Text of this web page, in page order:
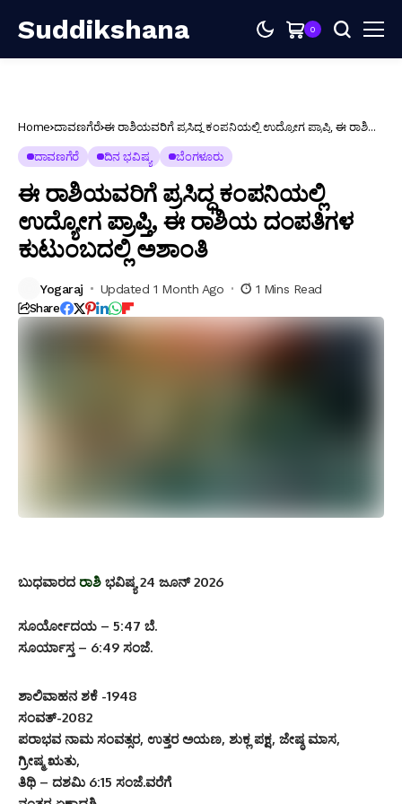
Suddikshana 0
Home ದಾವಣಗೆರೆ ಈ ರಾಶಿಯವರಿಗೆ ಪ್ರಸಿದ್ಧ ಕಂಪನಿಯಲ್ಲಿ ಉದ್ಯೋಗ ಪ್ರಾಪ್ತಿ, ಈ ರಾಶಿಯ
ದಾವಣಗೆರೆ ದಿನ ಭವಿಷ್ಯ ಬೆಂಗಳೂರು
ಈ ರಾಶಿಯವರಿಗೆ ಪ್ರಸಿದ್ಧ ಕಂಪನಿಯಲ್ಲಿ
ಉದ್ಯೋಗ ಪ್ರಾಪ್ತಿ, ಈ ರಾಶಿಯ ದಂಪತಿಗಳ
ಕುಟುಂಬದಲ್ಲಿ ಅಶಾಂತಿ
Yogaraj Updated 1 Month Ago 1 Mins Read
Share
ಬುಧವಾರದ ರಾಶಿ ಭವಿಷ್ಯ 24 ಜೂನ್ 2026
ಸೂರ್ಯೋದಯ – 5:47 ಬೆ.
ಸೂರ್ಯಾಸ್ತ – 6:49 ಸಂಜೆ.
ಶಾಲಿವಾಹನ ಶಕೆ -1948
ಸಂವತ್-2082
ಪರಾಭವ ನಾಮ ಸಂವತ್ಸರ, ಉತ್ತರ ಅಯಣ, ಶುಕ್ಲ ಪಕ್ಷ, ಜೇಷ್ಠ ಮಾಸ,
ಗ್ರೀಷ್ಮ ಋತು,
ತಿಥಿ – ದಶಮಿ 6:15 ಸಂಜೆ.ವರೆಗೆ